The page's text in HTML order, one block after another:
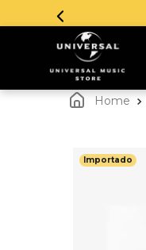
Importado